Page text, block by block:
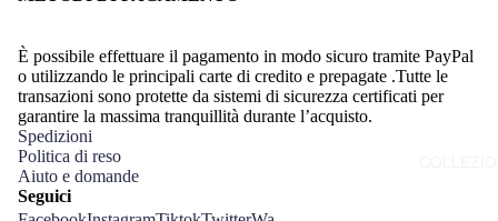
È possibile effettuare il pagamento in modo sicuro tramite PayPal
o utilizzando le principali carte di credito e prepagate .Tutte le
transazioni sono protette da sistemi di sicurezza certificati per
garantire la massima tranquillità durante l’acquisto.
Spedizioni
Politica di reso
Aiuto e domande
Seguici